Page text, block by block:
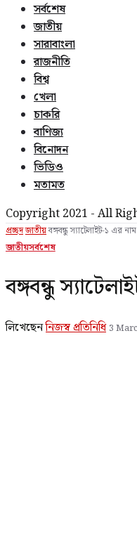
সর্বশেষ
জাতীয়
সারাবাংলা
রাজনীতি
বিশ্ব
খেলা
চাকরি
বাণিজ্য
বিনোদন
ভিডিও
মতামত
Copyright 2021 - All
প্রচ্ছদজাতীয়বঙ্গবন্ধু স্যাটেলাইট-১ এর
জাতীয়সর্বশেষ
বঙ্গবন্ধু
লিখেছেননিজস্ব প্রতিনিধি 3